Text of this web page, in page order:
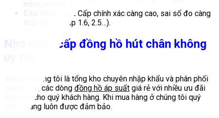
Cấp chính xác: Cấp chính xác càng cao, sai số đo càng
thấp (ví dụ: cấp 1.6, 2.5…).
Nhà cung cấp đồng hồ hút chân không
Mepvn chúng tôi là tổng kho chuyên nhập khẩu và phân phối
chính hãng các dòng đồng hồ áp suất giá rẻ với nhiều ưu đãi
hấp dẫn cho quý khách hàng. Khi mua hàng ở chúng tôi quý
khách hàng luôn được đảm bảo.